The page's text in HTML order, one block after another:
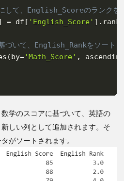
して、English_Scoreのランクを
= df [ 'English_Score' ] . rank
づいて、English_Rankをソート
(by='Math_Score' , ascending
学のスコアに基づいて、英語の
しい列として追加されます。そ
がソートされます。